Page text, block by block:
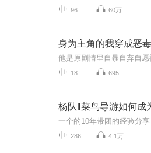
96 60万
身为主角的我穿成恶
18 695
杨队‖菜鸟导游如何成
一个的10年带团的经验分享
286 4.1万